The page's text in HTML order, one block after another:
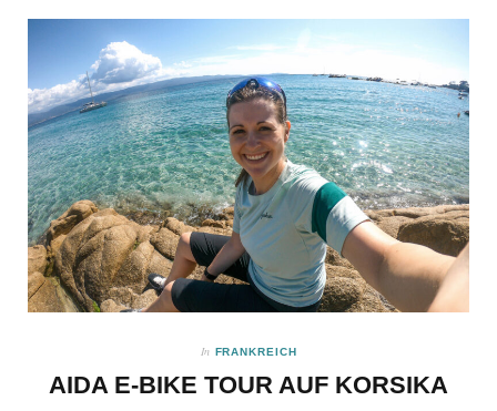
In FRANKREICH
AIDA E-BIKE TOUR AUF KORSIKA